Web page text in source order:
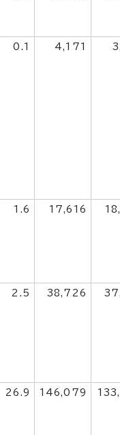
0.1 4,171
1.6 17,616
2.5 38,726
26.9 146,079